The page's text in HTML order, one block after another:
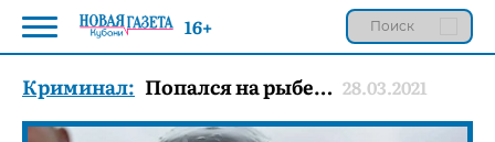
Криминал: Попался на рыбе… 28.03.2021
16+